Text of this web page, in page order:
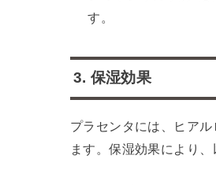
す。
3. 保湿効果
プラセンタには、ヒア
ます。保湿効果により